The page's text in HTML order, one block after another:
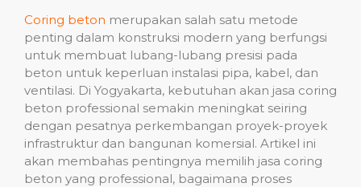
Coring beton merupakan salah satu metode
penting dalam konstruksi modern yang berfungsi
untuk membuat lubang-lubang presisi pada
beton untuk keperluan instalasi pipa, kabel, dan
ventilasi. Di Yogyakarta, kebutuhan akan jasa coring
beton professional semakin meningkat seiring
dengan pesatnya perkembangan proyek-proyek
infrastruktur dan bangunan komersial. Artikel ini
akan membahas pentingnya memilih jasa coring
beton yang professional, bagaimana proses